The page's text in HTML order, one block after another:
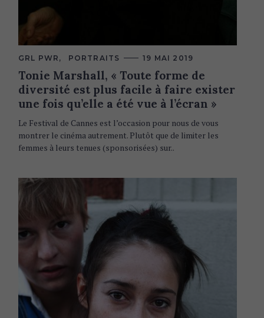
C
T
E
G
R
E
GRL PWR PORTRAITS 19 MAI 2019
Tonie Marshall, « Toute forme de
diversité est plus facile à faire exister
une fois qu’elle a été vue à l’écran »
Le Festival de Cannes est l’occasion pour nous de vous
montrer le cinéma autrement. Plutôt que de limiter les
femmes à leurs tenues (sponsorisées) sur..